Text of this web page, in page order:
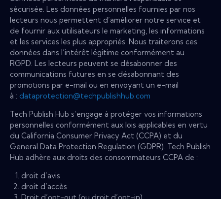
sécurisée. Les données personnelles fournies par nos
lecteurs nous permettent d’améliorer notre service et
de fournir aux utilisateurs le marketing, les informations
et les services les plus appropriés. Nous traiterons ces
données dans l’intérêt légitime conformément au
RGPD. Les lecteurs peuvent se désabonner des
communications futures en se désabonnant des
promotions par e-mail ou en envoyant un e-mail
à : dataprotection@techpublishhub.com
Tech Publish Hub s’engage à protéger vos informations
personnelles conformément aux lois applicables en vertu
du California Consumer Privacy Act (CCPA) et du
General Data Protection Regulation (GDPR). Tech Publish
Hub adhère aux droits des consommateurs CCPA de :
droit d’avis
droit d’accès